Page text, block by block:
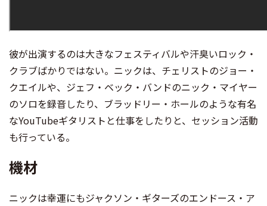
彼が出演するのは大きなフェスティバルや汗臭いロック・
クラブばかりではない。ニックは、チェリストのジョー・
クエイルや、ジェフ・ベック・バンドのニック・マイヤー
のソロを録音したり、ブラッドリー・ホールのような有名
なYouTubeギタリストと仕事をしたりと、セッション活動
も行っている。
機材
ニックは幸運にもジャクソン・ギターズのエンドース・ア